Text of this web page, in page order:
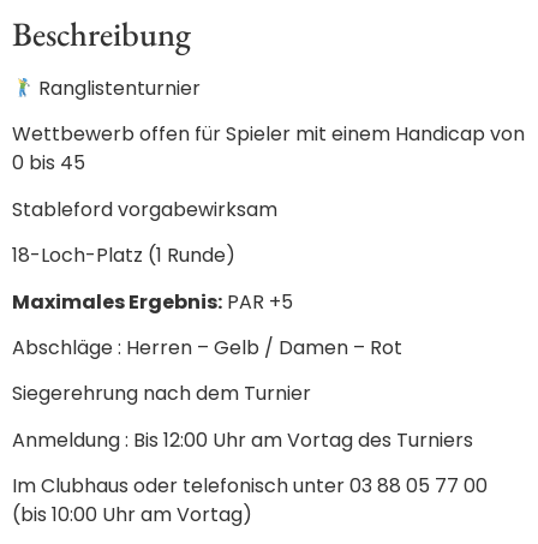
Beschreibung
Ranglistenturnier
Wettbewerb offen für Spieler mit einem Handicap von
0 bis 45
Stableford vorgabewirksam
18-Loch-Platz (1 Runde)
Maximales Ergebnis: PAR +5
Abschläge : Herren – Gelb / Damen – Rot
Siegerehrung nach dem Turnier
Anmeldung : Bis 12:00 Uhr am Vortag des Turniers
Im Clubhaus oder telefonisch unter 03 88 05 77 00
(bis 10:00 Uhr am Vortag)